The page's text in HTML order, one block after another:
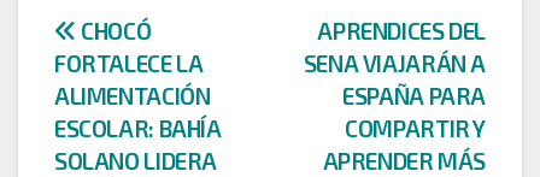
Navegación
de
entradas
APRENDICES DEL
SENA VIAJARÁN A
ESPAÑA PARA
COMPARTIR Y
APRENDER MÁS
CHOCÓ
FORTALECE LA
ALIMENTACIÓN
ESCOLAR: BAHÍA
SOLANO LIDERA